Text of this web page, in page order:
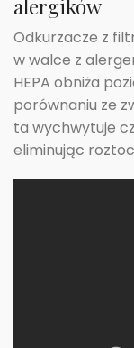
alergików
Odkurzacze z
w walce z
HEPA obniża
porównaniu ze
ta wychwytuje
eliminując